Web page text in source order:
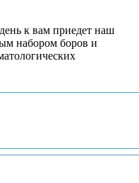
к вам приедет наш
набором боров и